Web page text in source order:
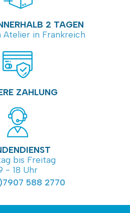
2 TAGEN
Atelier in Frankreich
ZAHLUNG
bis Freitag
- 18 Uhr
588 2770